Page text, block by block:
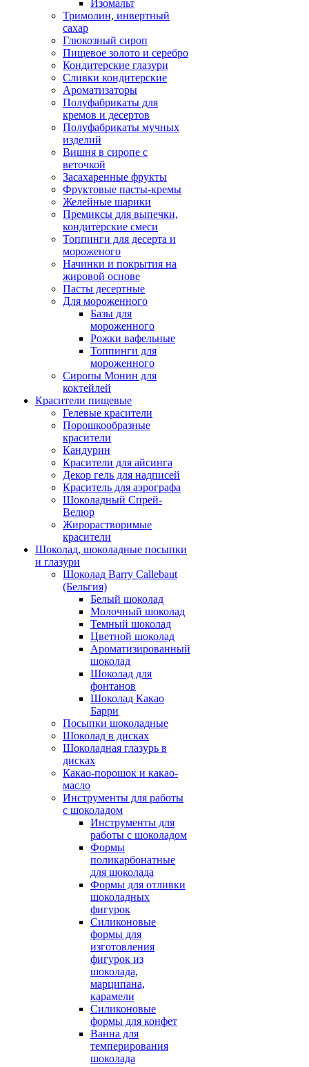
Изомальт
Тримолин, инвертный
сахар
Глюкозный сироп
Пищевое золото и серебро
Кондитерские глазури
Сливки кондитерские
Ароматизаторы
Полуфабрикаты для
кремов и десертов
Полуфабрикаты мучных
изделий
Вишня в сиропе с
веточкой
Засахаренные фрукты
Фруктовые пасты-кремы
Желейные шарики
Премиксы для выпечки,
кондитерские смеси
Топпинги для десерта и
мороженого
Начинки и покрытия на
жировой основе
Пасты десертные
Для мороженного
Базы для
мороженного
Рожки вафельные
Топпинги для
мороженного
Сиропы Монин для
коктейлей
Красители пищевые
Гелевые красители
Порошкообразные
красители
Кандурин
Красители для айсинга
Декор гель для надписей
Краситель для аэрографа
Шоколадный Спрей-
Велюр
Жирорастворимые
красители
Шоколад, шоколадные посыпки
и глазури
Шоколад Barry Callebaut
(Бельгия)
Белый шоколад
Молочный шоколад
Темный шоколад
Цветной шоколад
Ароматизированный
шоколад
Шоколад для
фонтанов
Шоколад Какао
Барри
Посыпки шоколадные
Шоколад в дисках
Шоколадная глазурь в
дисках
Какао-порошок и какао-
масло
Инструменты для работы
с шоколадом
Инструменты для
работы с шоколадом
Формы
поликарбонатные
для шоколада
Формы для отливки
шоколадных
фигурок
Силиконовые
формы для
изготовления
фигурок из
шоколада,
марципана,
карамели
Силиконовые
формы для конфет
Ванна для
темперирования
шоколада